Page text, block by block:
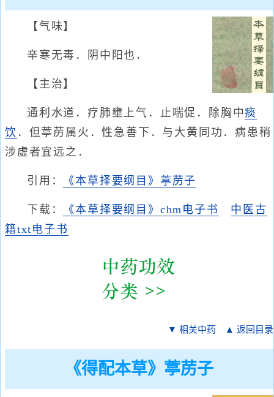
【气味】
辛寒无毒．阴中阳也．
【主治】
通利水道．疗肺壅上气．止喘促．除胸中痰
饮 ．但葶苈属火．性急善下．与大黄同功．病患稍
涉虚者宜远之．
引用： 《本草择要纲目》葶苈子
下载： 《本草择要纲目》chm电子书
中医古
籍txt电子书
▼ 相关中药 ▲ 返回目录
《得配本草》葶苈子